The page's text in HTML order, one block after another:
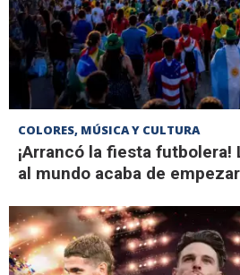
COLORES, MÚSICA Y CULTURA
¡Arrancó la fiesta futbolera!
al mundo acaba de empezar